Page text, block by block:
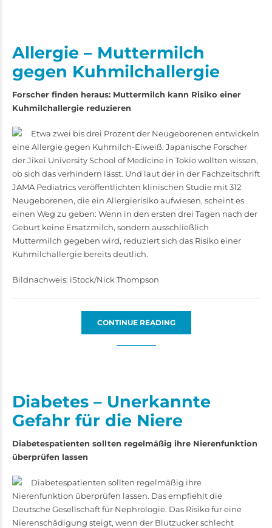
Allergie – Muttermilch
gegen Kuhmilchallergie
Forscher finden heraus: Muttermilch kann Risiko einer
Kuhmilchallergie reduzieren
Etwa zwei bis drei Prozent der Neugeborenen entwickeln
eine Allergie gegen Kuhmilch-Eiweiß. Japanische Forscher
der Jikei University School of Medicine in Tokio wollten wissen,
ob sich das verhindern lässt. Und laut der in der Fachzeitschrift
JAMA Pediatrics veröffentlichten klinischen Studie mit 312
Neugeborenen, die ein Allergierisiko aufwiesen, scheint es
einen Weg zu geben: Wenn in den ersten drei Tagen nach der
Geburt keine Ersatzmilch, sondern ausschließlich
Muttermilch gegeben wird, reduziert sich das Risiko einer
Kuhmilchallergie bereits deutlich.
Bildnachweis: iStock/Nick Thompson
CONTINUE READING
Diabetes – Unerkannte
Gefahr für die Niere
Diabetespatienten sollten regelmäßig ihre Nierenfunktion
überprüfen lassen
Diabetespatienten sollten regelmäßig ihre
Nierenfunktion überprüfen lassen. Das empfiehlt die
Deutsche Gesellschaft für Nephrologie. Das Risiko für eine
Nierenschädigung steigt, wenn der Blutzucker schlecht